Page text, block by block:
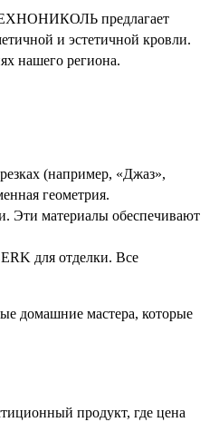
предлагает
и эстетичной кровли.
нашего региона.
(например, «Джаз»,
геометрия.
Эти материалы обеспечивают
для отделки. Все
домашние мастера, которые
продукт, где цена